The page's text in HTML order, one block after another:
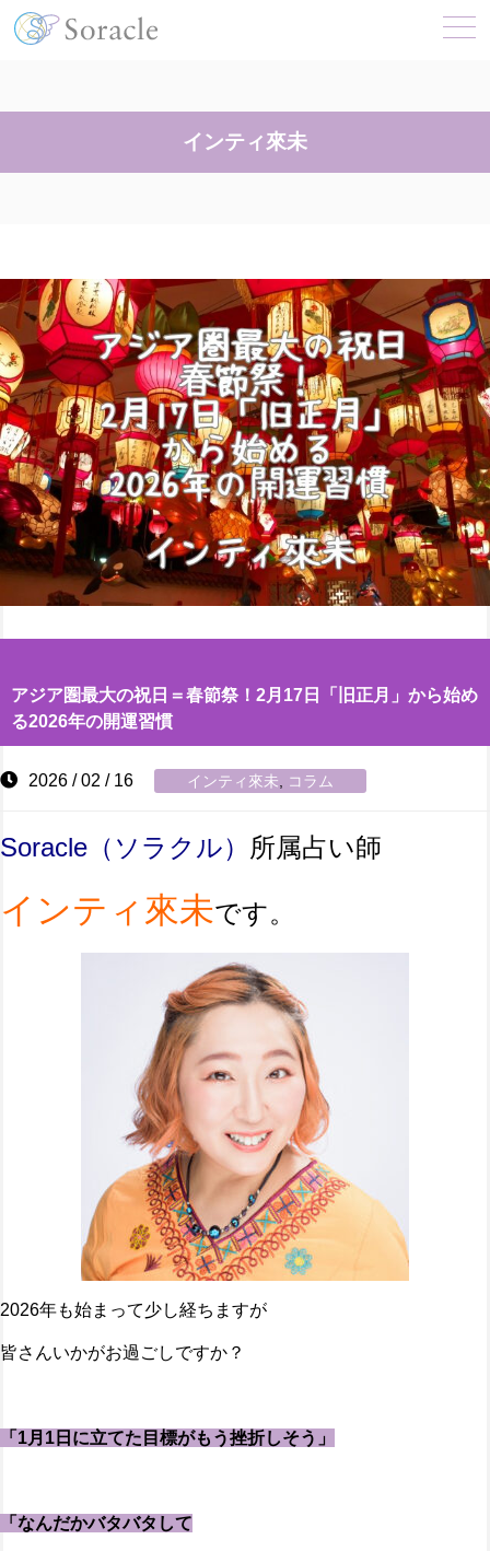
インティ來未
アジア圏最大の祝日＝春節祭！2月17日「旧正月」から始め
る2026年の開運習慣
2026 / 02 / 16 インティ來未 コラム
Soracle（ソラクル） 所属占い師
インティ來未です。
2026年も始まって少し経ちますが
皆さんいかがお過ごしですか？
「1月1日に立てた目標がもう挫折しそう」
「なんだかバタバタして